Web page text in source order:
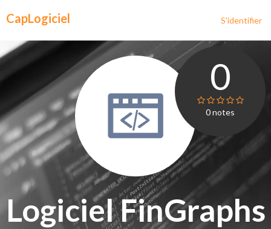
CapLogiciel S'identifier
0
0notes
Logiciel FinGraphs